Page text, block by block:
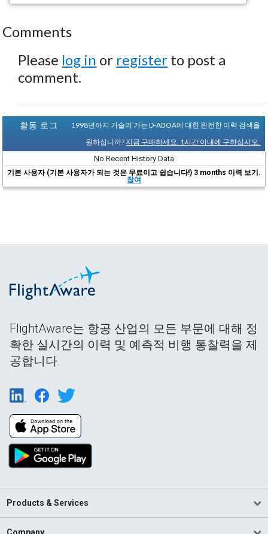
Comments
Please log in or register to post a
comment.
활동 로그
1998년까지 거슬러 가는 D-ABOA에 대한 완전한 이력 검색을
원하십니까? 지금 구매하세요. 1시간 이내에 구하십시오.
No Recent History Data
기본 사용자 (기본 사용자가 되는 것은 무료이고 쉽습니다!) 3 months 이력 보기.
참여
FlightAware는 항공 산업의 모든 부문에 대해 정
확한 실시간의 이력 및 예측적 비행 통찰력을 제
공합니다.
Products & Services